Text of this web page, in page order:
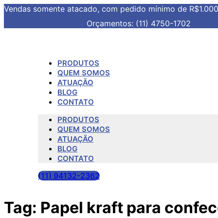
Vendas somente atacado, com pedido mínimo de R$1.000
Orçamentos: (11) 4750-1702
PRODUTOS
QUEM SOMOS
ATUAÇÃO
BLOG
CONTATO
PRODUTOS
QUEM SOMOS
ATUAÇÃO
BLOG
CONTATO
(11) 94132-2362
Tag: Papel kraft para